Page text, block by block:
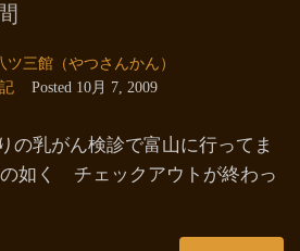
三館（やつさんかん）
Posted 10月 7, 2009
乳がん検診で富山に行ってま
如く チェックアウトが終わっ